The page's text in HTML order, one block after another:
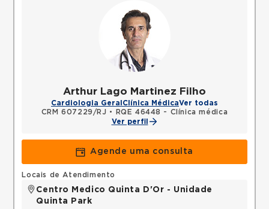
Arthur Lago Martinez Filho
Cardiologia Geral Clínica MédicaVer todas
CRM 607229/RJ •
RQE 46448 - Clínica médica
Ver perfil
Agende uma consulta
Locais de Atendimento
Centro Medico Quinta D'Or - Unidade
Quinta Park